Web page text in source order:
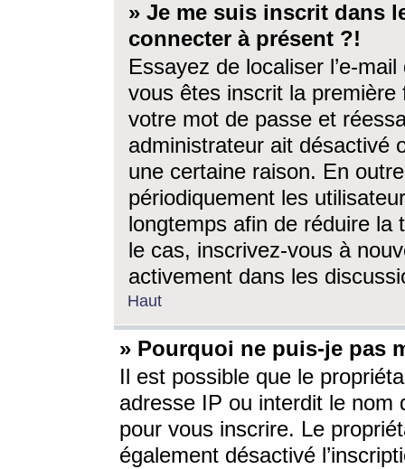
» Je me suis inscrit dans
connecter à présent ?!
Essayez de localiser l’e-
vous êtes inscrit la première
votre mot de passe et
administrateur ait désactivé
une certaine raison. En
périodiquement les
longtemps afin de réduire la
le cas, inscrivez-vous à
activement dans les
Haut
» Pourquoi ne puis-je pas
Il est possible que le
adresse IP ou interdit le nom
pour vous inscrire. Le
également désactivé